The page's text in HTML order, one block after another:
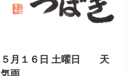
５月１６日 土曜日 天
気雨